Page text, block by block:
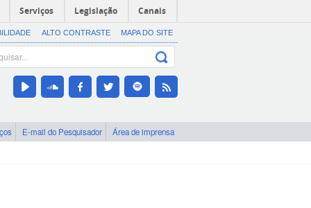
Serviços Legislação Canais
ALTO CONTRASTE MAPA DO SITE
E-mail do Pesquisador Área de imprensa